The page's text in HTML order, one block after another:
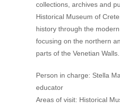
collections, archives and
Historical Museum of
history through the
focusing on the northern
parts of the Venetian Walls.
Person in charge: Stella
educator
Areas of visit: Historical